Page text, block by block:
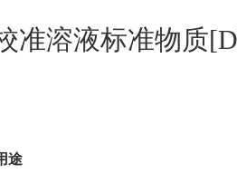
溶液标准物质
途